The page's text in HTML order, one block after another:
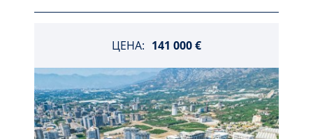
ЦЕНА: 141 000 €